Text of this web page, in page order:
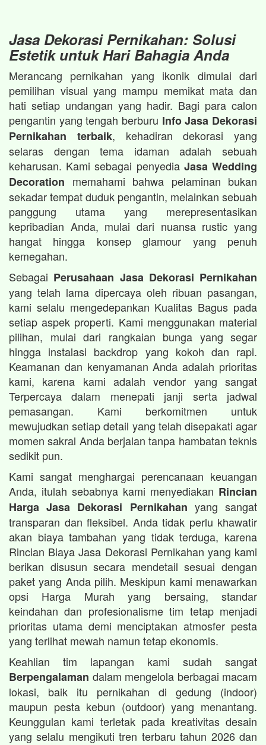
Jasa Dekorasi Pernikahan: Solusi
Estetik untuk Hari Bahagia Anda
Merancang pernikahan yang ikonik dimulai dari
pemilihan visual yang mampu memikat mata dan
hati setiap undangan yang hadir. Bagi para calon
pengantin yang tengah berburu Info Jasa Dekorasi
Pernikahan terbaik, kehadiran dekorasi yang
selaras dengan tema idaman adalah sebuah
keharusan. Kami sebagai penyedia Jasa Wedding
Decoration memahami bahwa pelaminan bukan
sekadar tempat duduk pengantin, melainkan sebuah
panggung utama yang merepresentasikan
kepribadian Anda, mulai dari nuansa rustic yang
hangat hingga konsep glamour yang penuh
kemegahan.
Sebagai Perusahaan Jasa Dekorasi Pernikahan
yang telah lama dipercaya oleh ribuan pasangan,
kami selalu mengedepankan Kualitas Bagus pada
setiap aspek properti. Kami menggunakan material
pilihan, mulai dari rangkaian bunga yang segar
hingga instalasi backdrop yang kokoh dan rapi.
Keamanan dan kenyamanan Anda adalah prioritas
kami, karena kami adalah vendor yang sangat
Terpercaya dalam menepati janji serta jadwal
pemasangan. Kami berkomitmen untuk
mewujudkan setiap detail yang telah disepakati agar
momen sakral Anda berjalan tanpa hambatan teknis
sedikit pun.
Kami sangat menghargai perencanaan keuangan
Anda, itulah sebabnya kami menyediakan Rincian
Harga Jasa Dekorasi Pernikahan yang sangat
transparan dan fleksibel. Anda tidak perlu khawatir
akan biaya tambahan yang tidak terduga, karena
Rincian Biaya Jasa Dekorasi Pernikahan yang kami
berikan disusun secara mendetail sesuai dengan
paket yang Anda pilih. Meskipun kami menawarkan
opsi Harga Murah yang bersaing, standar
keindahan dan profesionalisme tim tetap menjadi
prioritas utama demi menciptakan atmosfer pesta
yang terlihat mewah namun tetap ekonomis.
Keahlian tim lapangan kami sudah sangat
Berpengalaman dalam mengelola berbagai macam
lokasi, baik itu pernikahan di gedung (indoor)
maupun pesta kebun (outdoor) yang menantang.
Keunggulan kami terletak pada kreativitas desain
yang selalu mengikuti tren terbaru tahun 2026 dan